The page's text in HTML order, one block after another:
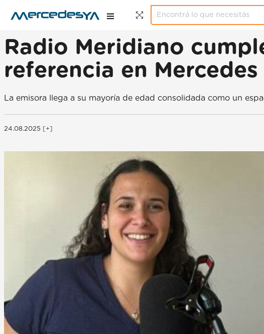
Radio Meridiano
referencia en Mercedes
La emisora llega a su mayoría de edad consolidada como un
24.08.2025 [+]